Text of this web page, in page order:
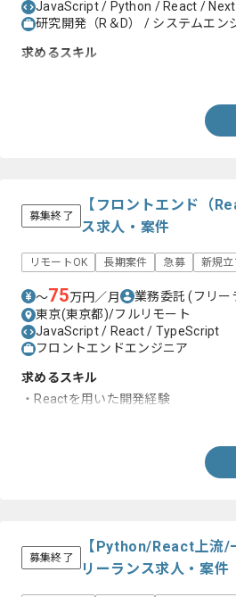
JavaScript / Python / React /
研究開発（R＆D） / システムエン
求めるスキル
募集終了
【フロントエンド（
ス求人・案件
リモートOK 長期案件 急募 新規
〜75万円／月 業務委託(フリー
東京(東京都)/フルリモート
JavaScript / React / TypeScript
フロントエンドエンジニア
求めるスキル
・Reactを用いた開発経験
募集終了
【Python/React上流/
リーランス求人・案件